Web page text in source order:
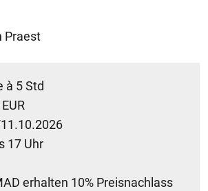
Praest
à 5 Std
17 Uhr
erhalten 10% Preisnachlass